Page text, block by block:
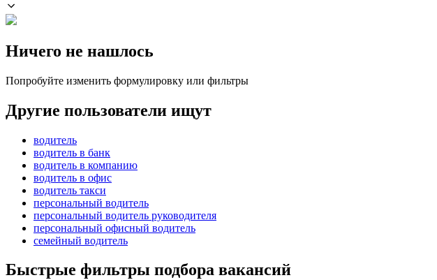
Ничего не нашлось
Попробуйте изменить формулировку или фильтры
Другие пользователи ищут
водитель
водитель в банк
водитель в компанию
водитель в офис
водитель такси
персональный водитель
персональный водитель руководителя
персональный офисный водитель
семейный водитель
Быстрые фильтры подбора вакансий